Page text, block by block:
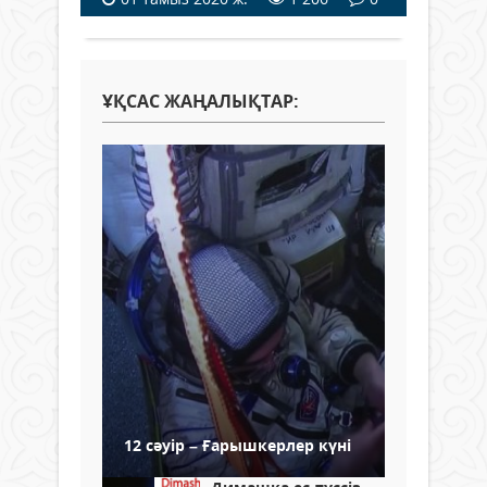
ҰҚСАС ЖАҢАЛЫҚТАР:
12 сәуір – Ғарышкерлер күні